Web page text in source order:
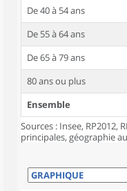
De 40 à 54 ans
De 55 à 64 ans
De 65 à 79 ans
80 ans ou plus
Ensemble
Sources : Insee, RP2012,
principales, géographie